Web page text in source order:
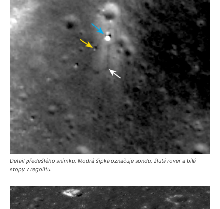
Detail předešlého snímku. Modrá šipka označuje sondu, žlutá rover a bílá
stopy v regolitu.